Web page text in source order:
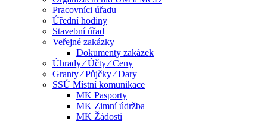
Pracovníci úřadu
Úřední hodiny
Stavební úřad
Veřejné zakázky
Dokumenty zakázek
Úhrady ⁄ Účty ⁄ Ceny
Granty ⁄ Půjčky ⁄ Dary
SSÚ Místní komunikace
MK Pasporty
MK Zimní údržba
MK Žádosti